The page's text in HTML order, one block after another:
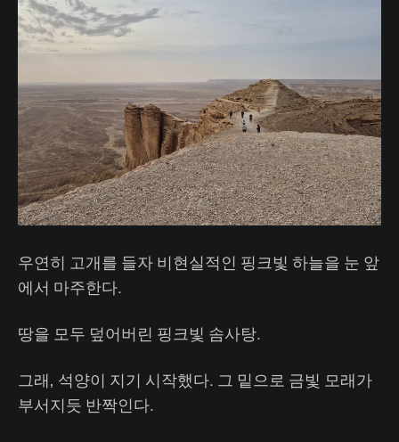
우연히 고개를 들자 비현실적인 핑크빛 하늘을 눈 앞
에서 마주한다.
땅을 모두 덮어버린 핑크빛 솜사탕.
그래, 석양이 지기 시작했다. 그 밑으로 금빛 모래가
부서지듯 반짝인다.